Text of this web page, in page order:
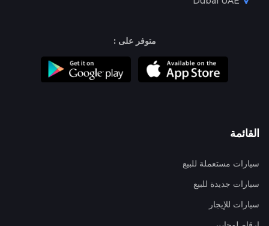
متوفر على :
القائمة
سيارات مستعملة للبيع
سيارات جديدة للبيع
سيارات للإيجار